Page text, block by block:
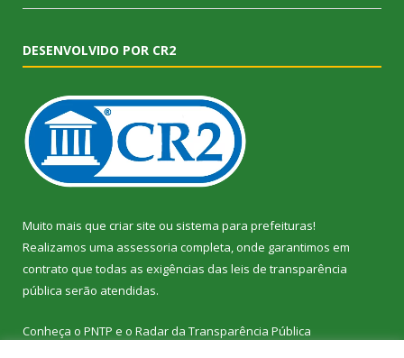
DESENVOLVIDO POR CR2
Muito mais que criar site ou sistema para prefeituras!
Realizamos uma assessoria completa, onde garantimos em
contrato que todas as exigências das leis de transparência
pública serão atendidas.
Conheça o PNTP e o Radar da Transparência Pública